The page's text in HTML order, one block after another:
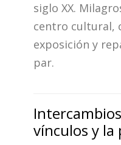
siglo XX.
centro cultural,
exposición y
par.
vínculos y